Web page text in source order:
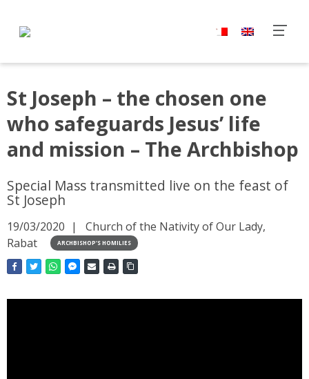
St Joseph – the chosen one
who safeguards Jesus’ life
and mission – The Archbishop
Special Mass transmitted live on the feast of
St Joseph
19/03/2020
Church of the Nativity of Our Lady,
Rabat
ARCHBISHOP'S HOMILIES